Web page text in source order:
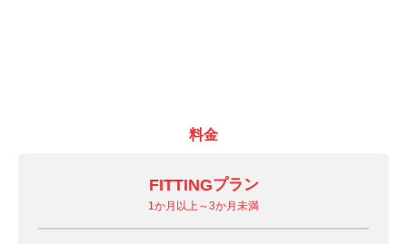
料金
FITTINGプラン
1か月以上～3か月未満